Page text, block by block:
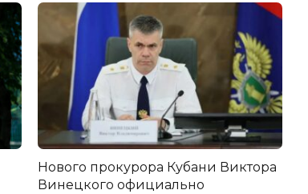
Нового прокурора Кубани Виктора
Винецкого официально